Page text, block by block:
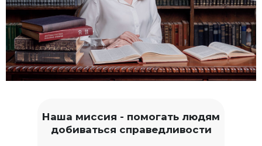
Наша миссия - помогать людям
добиваться справедливости